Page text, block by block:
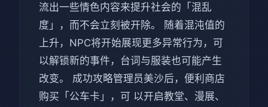
流出一些情色内容来提升社会的「混乱
度」，而不会立刻被开除。 随着混沌值的
上升，NPC将开始展现更多异常行为，可
以解锁新的事件，台词与服装也可能产生
改变。 成功攻略管理员美沙后，便利商店
购买「公车卡」，可 以开启教堂、漫展、